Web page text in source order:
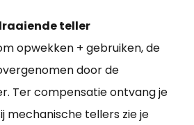
teller
opwekken + gebruiken, de
door de
Ter compensatie ontvang je
mechanische tellers zie je